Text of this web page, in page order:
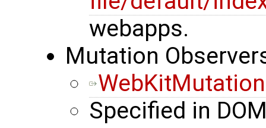
webapps.
Mutation
Specified in